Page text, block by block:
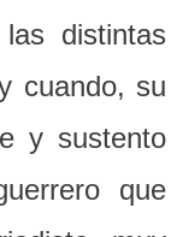
distintas
cuando, su
y sustento
que